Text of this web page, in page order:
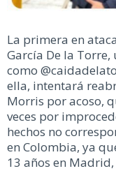
La primera en
García De la
como
ella, intentará
Morris por acoso,
veces por
hechos no
en Colombia, ya
13 años en Madrid,